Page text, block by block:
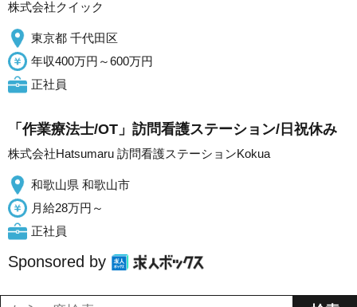
株式会社クイック
東京都 千代田区
年収400万円～600万円
正社員
「作業療法士/OT」訪問看護ステーション/日祝休み
株式会社Hatsumaru 訪問看護ステーションKokua
和歌山県 和歌山市
月給28万円～
正社員
Sponsored by